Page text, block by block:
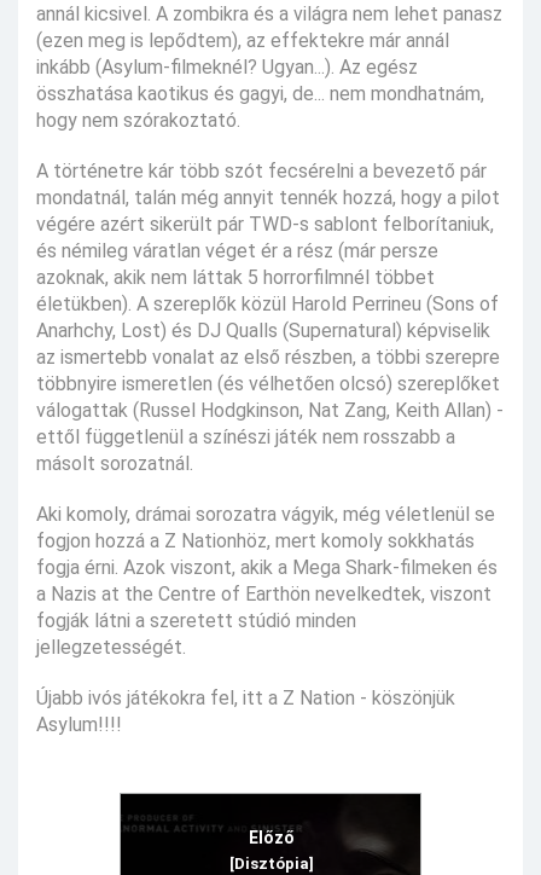
annál kicsivel. A zombikra és a világra nem lehet panasz
(ezen meg is lepődtem), az effektekre már annál
inkább (Asylum-filmeknél? Ugyan...). Az egész
összhatása kaotikus és gagyi, de... nem mondhatnám,
hogy nem szórakoztató.
A történetre kár több szót fecsérelni a bevezető pár
mondatnál, talán még annyit tennék hozzá, hogy a pilot
végére azért sikerült pár TWD-s sablont felborítaniuk,
és némileg váratlan véget ér a rész (már persze
azoknak, akik nem láttak 5 horrorfilmnél többet
életükben). A szereplők közül Harold Perrineu (Sons of
Anarhchy, Lost) és DJ Qualls (Supernatural) képviselik
az ismertebb vonalat az első részben, a többi szerepre
többnyire ismeretlen (és vélhetően olcsó) szereplőket
válogattak (Russel Hodgkinson, Nat Zang, Keith Allan) -
ettől függetlenül a színészi játék nem rosszabb a
másolt sorozatnál.
Aki komoly, drámai sorozatra vágyik, még véletlenül se
fogjon hozzá a Z Nationhöz, mert komoly sokkhatás
fogja érni. Azok viszont, akik a Mega Shark-filmeken és
a Nazis at the Centre of Earthön nevelkedtek, viszont
fogják látni a szeretett stúdió minden
jellegzetességét.
Újabb ivós játékokra fel, itt a Z Nation - köszönjük
Asylum!!!!
Előző
[Disztópia]